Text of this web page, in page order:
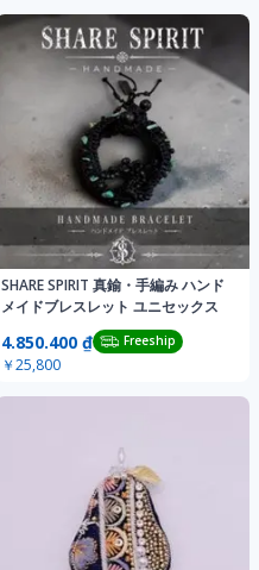
SHARE SPIRIT 真鍮・手編み ハンド
メイドブレスレット ユニセックス
4.850.400 ₫ Freeship
￥25,800